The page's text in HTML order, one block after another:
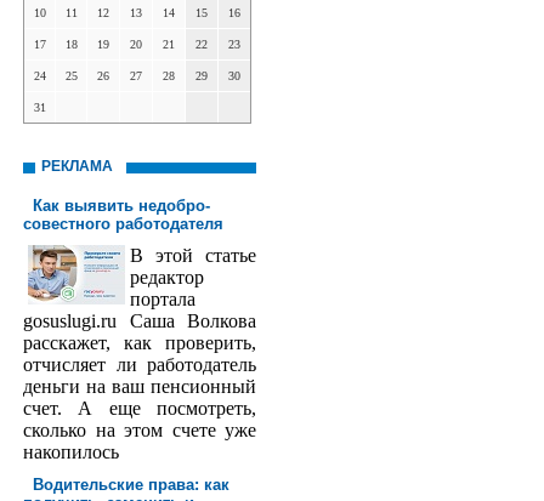
10 11 12 13 14 15 16
17 18 19 20 21 22 23
24 25 26 27 28 29 30
31
РЕКЛАМА
Как выявить недобро­
совестного работодателя
В этой статье
редактор
порта­ла
gosuslugi.ru Саша Волкова
расскажет, как проверить,
отчисляет ли работодатель
деньги на ваш пенсионный
счет. А еще посмотреть,
сколько на этом счете уже
накопилось
Водительские права: как